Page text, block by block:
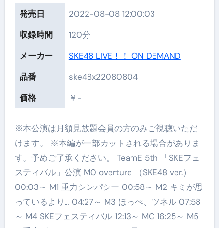
発売日
2022-08-08 12:00:03
収録時間
120分
メーカー
SKE48 LIVE！！ ON DEMAND
品番
ske48x22080804
価格
￥-
※本公演は月額見放題会員の方のみご視聴いただ
けます。 ※本編が一部カットされる場合がありま
す。予めご了承ください。 TeamE 5th 「SKEフェ
スティバル」公演 M0 overture （SKE48 ver.）
00:03～ M1 重力シンパシー 00:58～ M2 キミが思
っているより… 04:27～ M3 ほっぺ、ツネル 07:58
～ M4 SKEフェスティバル 12:13～ MC 16:25～ M5